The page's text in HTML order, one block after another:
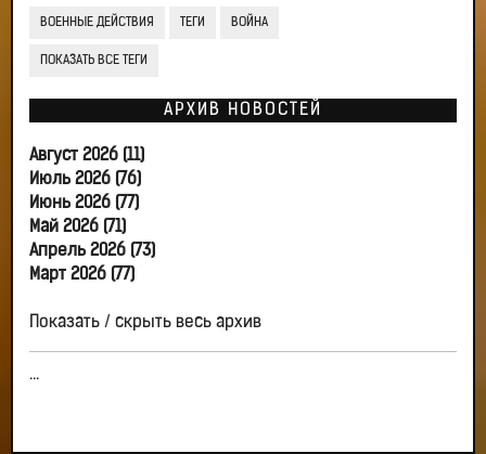
ВОЕННЫЕ ДЕЙСТВИЯ ТЕГИ ВОЙНА
ПОКАЗАТЬ ВСЕ ТЕГИ
АРХИВ НОВОСТЕЙ
Август 2026 (11)
Июль 2026 (76)
Июнь 2026 (77)
Май 2026 (71)
Апрель 2026 (73)
Март 2026 (77)
Показать / скрыть весь архив
...